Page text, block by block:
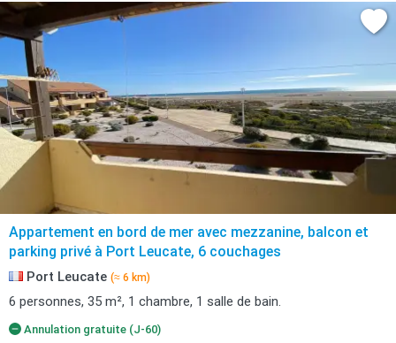
Appartement en bord de mer avec mezzanine, balcon et
parking privé à Port Leucate, 6 couchages
Port Leucate (≈ 6 km)
6 personnes, 35 m², 1 chambre, 1 salle de bain.
Annulation gratuite (J-60)